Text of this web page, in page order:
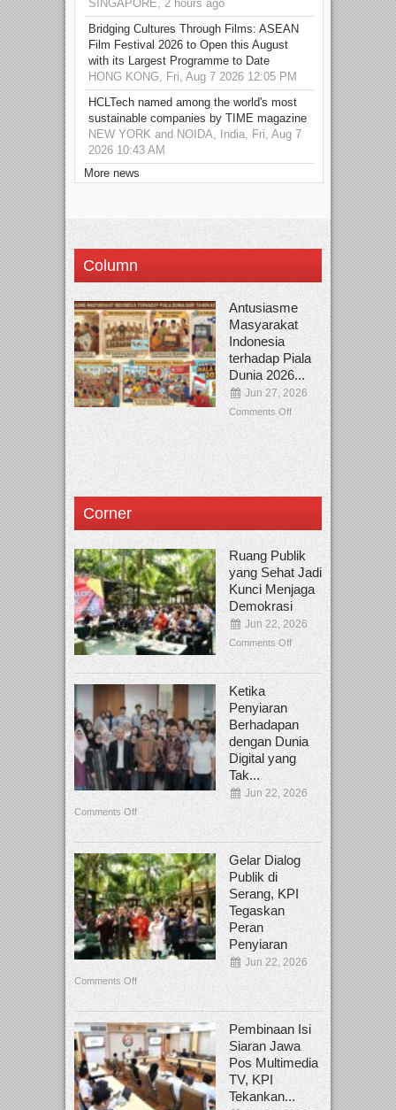
SINGAPORE, 2 hours ago
Bridging Cultures Through Films: ASEAN
Film Festival 2026 to Open this August
with its Largest Programme to Date
HONG KONG, Fri, Aug 7 2026 12:05 PM
HCLTech named among the world's most
sustainable companies by TIME magazine
NEW YORK and NOIDA, India, Fri, Aug 7
2026 10:43 AM
More news
Column
Antusiasme
Masyarakat
Indonesia
terhadap Piala
Dunia 2026...
Jun 27, 2026
Comments Off
Corner
Ruang Publik
yang Sehat Jadi
Kunci Menjaga
Demokrasi
Jun 22, 2026
Comments Off
Ketika
Penyiaran
Berhadapan
dengan Dunia
Digital yang
Tak...
Jun 22, 2026
Comments Off
Gelar Dialog
Publik di
Serang, KPI
Tegaskan
Peran
Penyiaran
Jun 22, 2026
Comments Off
Pembinaan Isi
Siaran Jawa
Pos Multimedia
TV, KPI
Tekankan...